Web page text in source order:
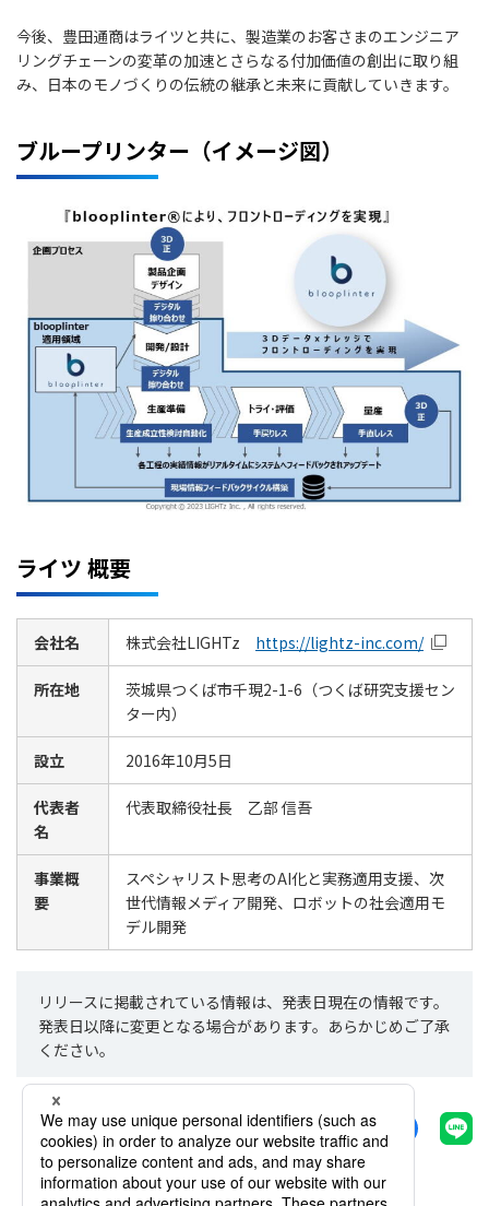
今後、豊田通商はライツと共に、製造業のお客さまのエンジニア
リングチェーンの変革の加速とさらなる付加価値の創出に取り組
み、日本のモノづくりの伝統の継承と未来に貢献していきます。
ブループリンター（イメージ図）
ライツ 概要
会社名 株式会社LIGHTz https://lightz-inc.com/
所在地
茨城県つくば市千現2-1-6（つくば研究支援セン
ター内）
設立 2016年10月5日
代表者
名
代表取締役社長 乙部 信吾
事業概
要
スペシャリスト思考のAI化と実務適用支援、次
世代情報メディア開発、ロボットの社会適用モ
デル開発
リリースに掲載されている情報は、発表日現在の情報です。
発表日以降に変更となる場合があります。あらかじめご了承
ください。
シェアする
一覧へ戻る